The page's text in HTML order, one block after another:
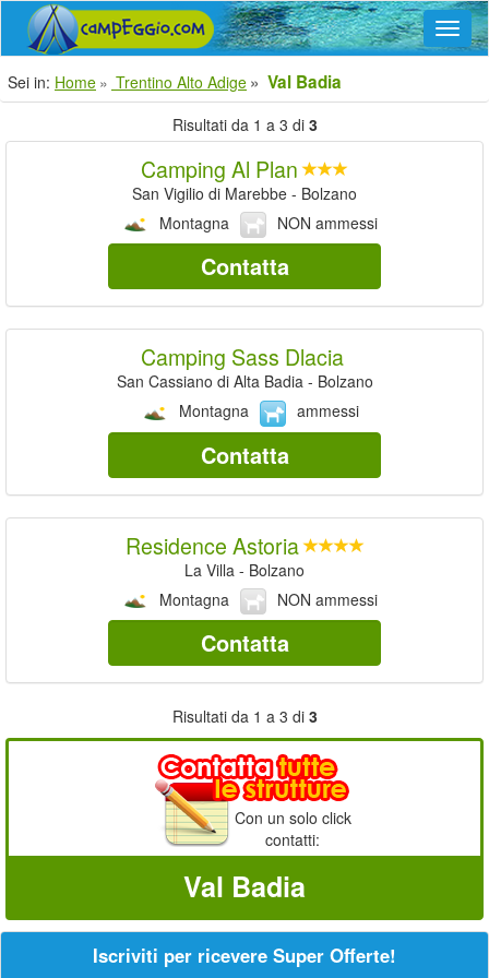
Sei in: Home Trentino Alto Adige Val Badia
Risultati da 1 a 3 di 3
Camping Al Plan
San Vigilio di Marebbe - Bolzano
Montagna
NON ammessi
Contatta
Camping Sass Dlacia
San Cassiano di Alta Badia - Bolzano
Montagna
ammessi
Contatta
Residence Astoria
La Villa - Bolzano
Montagna
NON ammessi
Contatta
Risultati da 1 a 3 di 3
Con un solo click
contatti:
Val Badia
Iscriviti per ricevere Super Offerte!